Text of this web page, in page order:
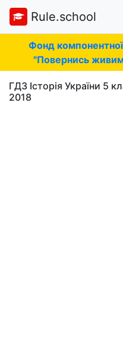
Rule.school
Фонд
"Повернись
ГДЗ Історія України 5
2018